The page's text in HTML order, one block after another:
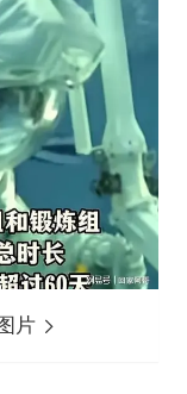
片